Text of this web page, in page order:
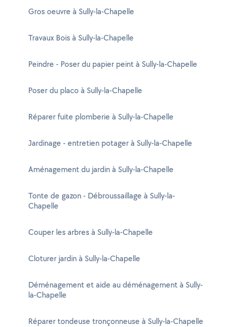
Gros oeuvre à Sully-la-Chapelle
Travaux Bois à Sully-la-Chapelle
Peindre - Poser du papier peint à Sully-la-Chapelle
Poser du placo à Sully-la-Chapelle
Réparer fuite plomberie à Sully-la-Chapelle
Jardinage - entretien potager à Sully-la-Chapelle
Aménagement du jardin à Sully-la-Chapelle
Tonte de gazon - Débroussaillage à Sully-la-
Chapelle
Couper les arbres à Sully-la-Chapelle
Cloturer jardin à Sully-la-Chapelle
Déménagement et aide au déménagement à Sully-
la-Chapelle
Réparer tondeuse tronçonneuse à Sully-la-Chapelle